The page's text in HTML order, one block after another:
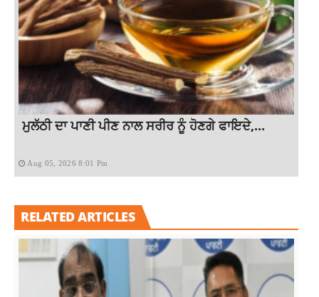
ਮੁਲੱਠੀ ਦਾ ਪਾਣੀ ਪੀਣ ਨਾਲ ਸਰੀਰ ਨੂੰ ਹੋਣਗੇ ਫਾਇਦੇ,...
Aug 05, 2026 8:01 Pm
RELATED ARTICLES